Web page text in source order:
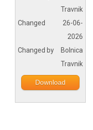
Travnik
Changed
26-06-
2026
Changed by
Bolnica
Travnik
Download